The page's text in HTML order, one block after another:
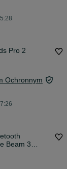
Pro 2
Ochronnym
Beam 3